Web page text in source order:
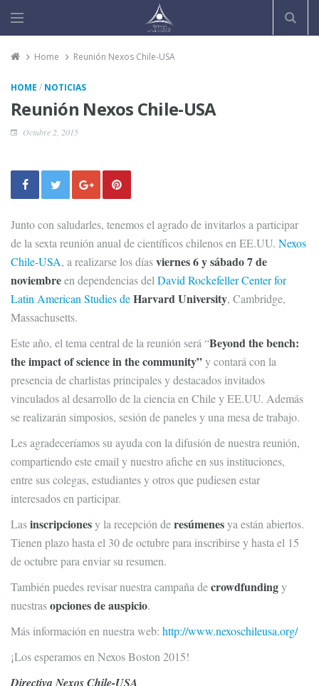
Home Reunión Nexos Chile-USA
HOME / NOTICIAS
Reunión Nexos Chile-USA
Octubre 2, 2015
Junto con saludarles, tenemos el agrado de invitarlos a participar
de la sexta reunión anual de científicos chilenos en EE.UU. Nexos
Chile-USA, a realizarse los díasviernes 6 y sábado 7de
noviembreen dependencias del David Rockefeller Center for
Latin American Studies deHarvard University, Cambridge,
Massachusetts.
Este año, el tema central de la reunión será “Beyond the bench:
the impact of science in the community”y contará con la
presencia de charlistas principales y destacados invitados
vinculados al desarrollo de la ciencia en Chile y EE.UU. Además
se realizarán simposios, sesión de paneles y una mesa de trabajo.
Les agradeceríamos su ayuda con la difusión de nuestra reunión,
compartiendo este email y nuestro afiche en sus instituciones,
entre sus colegas, estudiantes y otros que pudiesen estar
interesados en participar.
Lasinscripcionesy la recepción deresúmenesya están abiertos.
Tienen plazo hasta el 30 de octubre para inscribirse y hasta el 15
de octubre para enviar su resumen.
También puedes revisar nuestra campaña decrowdfundingy
nuestrasopciones de auspicio.
Más información en nuestra web: http://www.nexoschileusa.org/
¡Los esperamos en Nexos Boston 2015!
Directiva Nexos Chile-USA